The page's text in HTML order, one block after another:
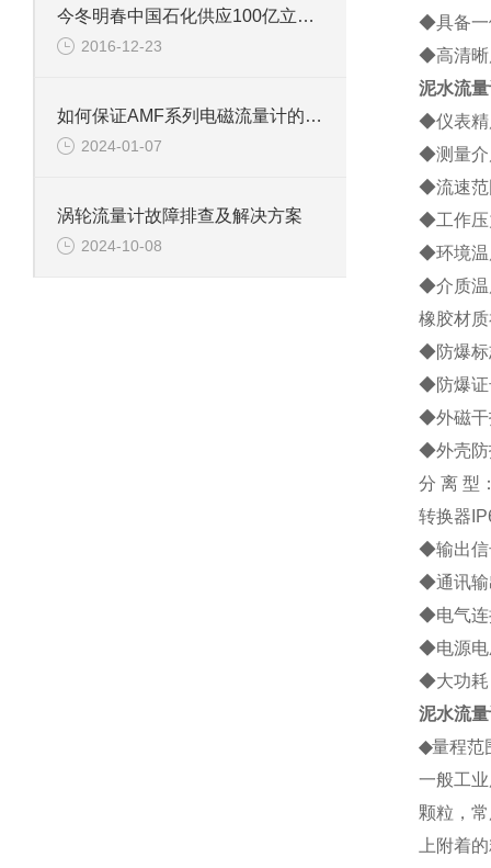
今冬明春中国石化供应100亿立方米天然气
2016-12-23
如何保证AMF系列电磁流量计的测量精度
2024-01-07
涡轮流量计故障排查及解决方案
2024-10-08
◆具备一
◆高清晰
泥水流
◆仪表精
◆测量介
◆流速范
◆工作压
◆环境
◆介质温
橡胶材
◆防爆标
◆防爆证
◆外磁干
◆外壳防
分 离 型
转换器
◆输出信
◆通讯输
◆电气连
◆电源电
◆大功耗
泥水流
◆量程范
一般工
颗粒，
上附着